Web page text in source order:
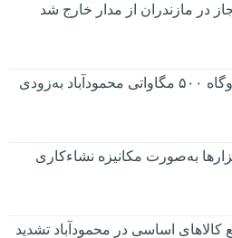
فاز نخست نیروگاه ۵۰۰ مگاواتی محمودآباد به‌زودی
به‌صورت مکانیزه نشاءکاری
کالا‌های اساسی در محمودآباد تشدید